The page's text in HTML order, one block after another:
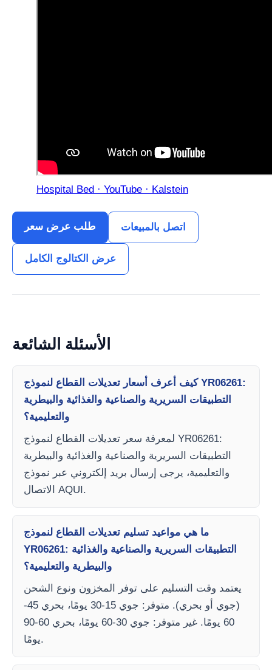
Hospital Bed · YouTube · Kalstein
طلب عرض سعر اتصل بالمبيعات
عرض الكتالوج الكامل
الأسئلة الشائعة
كيف أعرف أسعار تعديلات القطاع لنموذج YR06261:
التطبيقات السريرية والصناعية والغذائية والبيطرية
والتعليمية؟
لمعرفة سعر تعديلات القطاع لنموذج YR06261:
التطبيقات السريرية والصناعية والغذائية والبيطرية
والتعليمية، يرجى إرسال بريد إلكتروني عبر نموذج
الاتصال AQUI.
ما هي مواعيد تسليم تعديلات القطاع لنموذج
YR06261: التطبيقات السريرية والصناعية والغذائية
والبيطرية والتعليمية؟
يعتمد وقت التسليم على توفر المخزون ونوع الشحن
(جوي أو بحري). متوفر: جوي 15-30 يومًا، بحري 45-
60 يومًا. غير متوفر: جوي 30-60 يومًا، بحري 60-90
يومًا.